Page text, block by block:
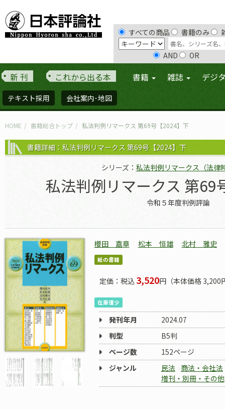
すべての商品 書籍のみ
AND OR
新 刊 これから出る本 書籍 雑誌 デジ
テキスト採用 会社案内･地図
HOME 書籍総合トップ 私法判例リマークス 第69号【2024】下
書籍詳細：私法判例リマークス 第69号【2024】下
シリーズ： 私法判例リマークス（法律
私法判例リマークス 第69
令和５年度判例評論
櫻田 嘉章 松本 恒雄 北村 雅史
紙の書籍
定価：税込 3,520円（本体価格 3,200
在庫僅少
発刊年月
2024.07
判型
B5判
ページ数
152ページ
ジャンル
民法
商法・会社法
増刊・別冊・その他